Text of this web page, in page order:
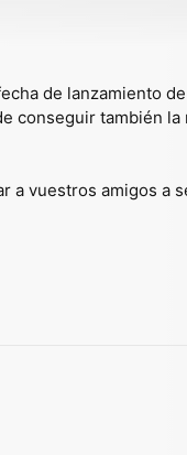
de lanzamiento
también
vuestros amigos a